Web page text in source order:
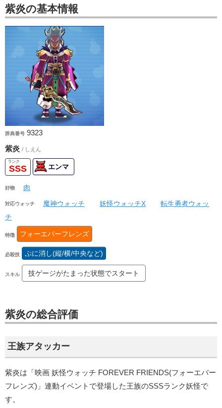
紫炎の基本情報
辞典番号 9323
紫炎 / しえん
SSS エンマ
好物 肉
対応ウォッチ 魔神ウォッチ 妖怪ウォッチX
転生勇者ウォッ
チ
特徴 フォーエバーフレンズ
必殺技 ぷに消し(縦/横/中央など)
スキル 技ゲージがたまった状態でスタート
紫炎の総合評価
王族アタッカー
紫炎は「映画 妖怪ウォッチ FOREVER FRIENDS(フォーエバー
フレンズ)」連動イベントで登場した王族のSSSランク妖怪で
す。